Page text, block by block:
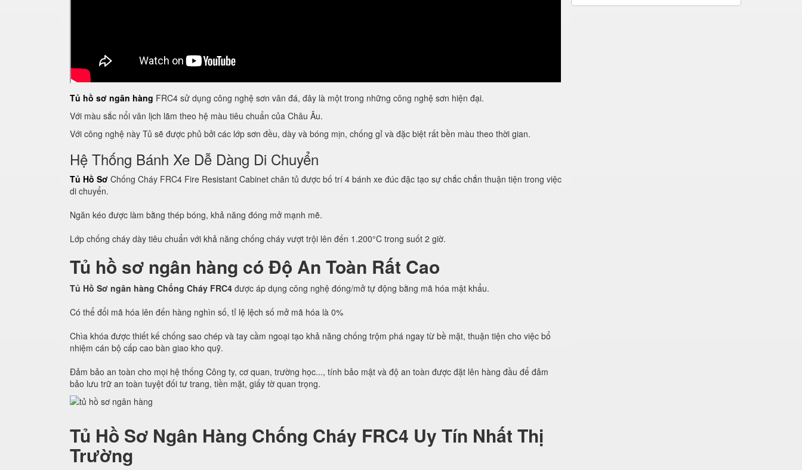
Tủ hồ sơ ngân hàng FRC4 sử dụng công nghệ sơn vân đá, đây là một trong những công nghệ sơn hiện đại.
Với màu sắc nổi vân lịch lãm theo hệ màu tiêu chuẩn của Châu Âu.
Với công nghệ này Tủ sẽ được phủ bởi các lớp sơn đều, dày và bóng mịn, chống gỉ và đặc biệt rất bền màu theo thời gian.
Hệ Thống Bánh Xe Dễ Dàng Di Chuyển
Tủ Hồ Sơ Chống Cháy FRC4 Fire Resistant Cabinet chân tủ được bố trí 4 bánh xe đúc đặc tạo sự chắc chắn thuận tiện trong việc
di chuyển.
Ngăn kéo được làm bằng thép bóng, khả năng đóng mở mạnh mẽ.
Lớp chống cháy dày tiêu chuẩn với khả năng chống cháy vượt trội lên đến 1.200°C trong suốt 2 giờ.
Tủ hồ sơ ngân hàng có Độ An Toàn Rất Cao
Tủ Hồ Sơ ngân hàng Chống Cháy FRC4 được áp dụng công nghệ đóng/mở tự động bằng mã hóa mật khẩu.
Có thể đổi mã hóa lên đến hàng nghìn số, tỉ lệ lệch số mở mã hóa là 0%
Chìa khóa được thiết kế chống sao chép và tay cầm ngoại tạo khả năng chống trộm phá ngay từ bề mặt, thuận tiện cho việc bổ
nhiệm cán bộ cấp cao bàn giao kho quỹ.
Đảm bảo an toàn cho mọi hệ thống Công ty, cơ quan, trường học..., tính bảo mật và độ an toàn được đặt lên hàng đầu để đảm
bảo lưu trữ an toàn tuyệt đối tư trang, tiền mặt, giấy tờ quan trọng.
Tủ Hồ Sơ Ngân Hàng Chống Cháy FRC4 Uy Tín Nhất Thị
Trường